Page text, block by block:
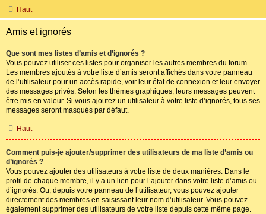
Haut
Amis et ignorés
Que sont mes listes d’amis et d’ignorés ?
Vous pouvez utiliser ces listes pour organiser les autres membres du forum.
Les membres ajoutés à votre liste d’amis seront affichés dans votre panneau
de l’utilisateur pour un accès rapide, voir leur état de connexion et leur envoyer
des messages privés. Selon les thèmes graphiques, leurs messages peuvent
être mis en valeur. Si vous ajoutez un utilisateur à votre liste d’ignorés, tous ses
messages seront masqués par défaut.
Haut
Comment puis-je ajouter/supprimer des utilisateurs de ma liste d’amis ou
d’ignorés ?
Vous pouvez ajouter des utilisateurs à votre liste de deux manières. Dans le
profil de chaque membre, il y a un lien pour l’ajouter dans votre liste d’amis ou
d’ignorés. Ou, depuis votre panneau de l’utilisateur, vous pouvez ajouter
directement des membres en saisissant leur nom d’utilisateur. Vous pouvez
également supprimer des utilisateurs de votre liste depuis cette même page.